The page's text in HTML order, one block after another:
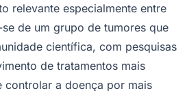
relevante especialmente entre
de um grupo de tumores que
científica, com pesquisas
de tratamentos mais
controlar a doença por mais